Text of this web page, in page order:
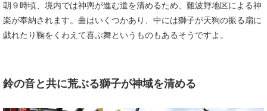
朝９時頃、境内では神輿が進む道を清めるため、難波野地区による神
楽が奉納されます。曲はいくつかあり、中には獅子が天狗の振る扇に
戯れたり鞠をくわえて喜ぶ舞というものもあるそうですよ。
鈴の音と共に荒ぶる獅子が神域を清める​